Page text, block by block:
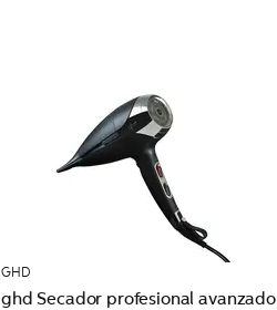
GHD
ghd Secador profesional avanzado